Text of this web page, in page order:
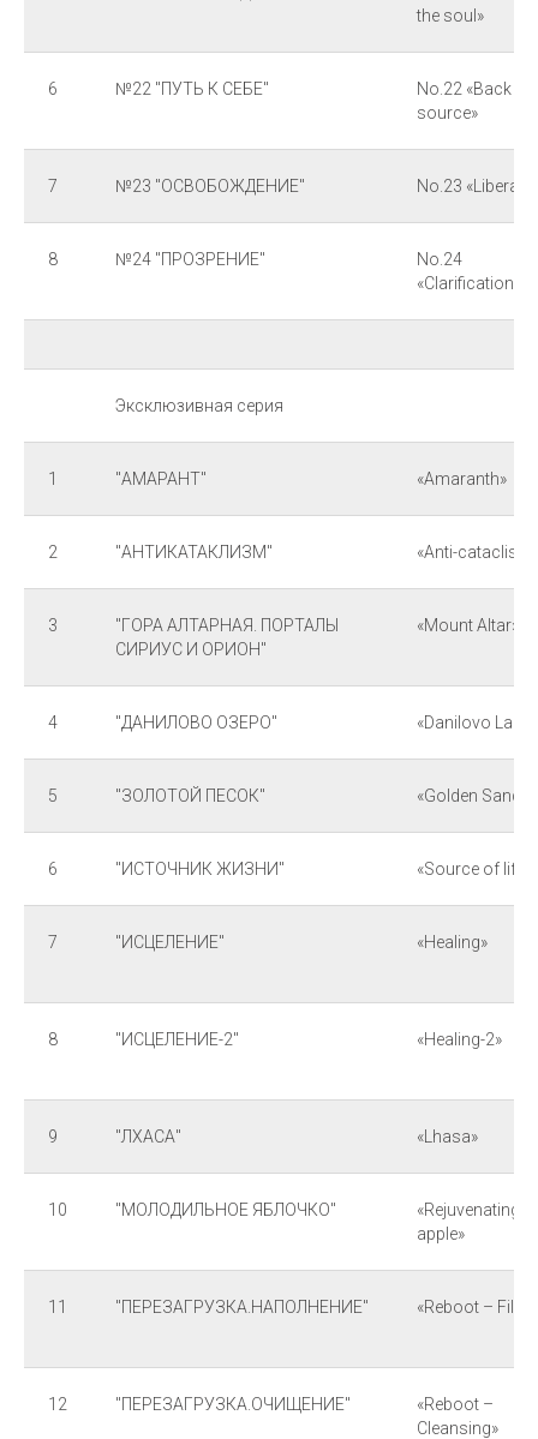
the soul»
6 №22 "ПУТЬ К СЕБЕ"
No.22 «Back to
source»
7 №23 "ОСВОБОЖДЕНИЕ" No.23
8 №24 "ПРОЗРЕНИЕ"
No.24
«Clarification»
Эксклюзивная серия
1 "АМАРАНТ" «Amaranth»
2 "АНТИКАТАКЛИЗМ" «Anti-
3
"ГОРА АЛТАРНАЯ. ПОРТАЛЫ
СИРИУС И ОРИОН"
«Mount Altar»
4 "ДАНИЛОВО ОЗЕРО" «Danilovo Lake»
5 "ЗОЛОТОЙ ПЕСОК" «Golden Sand»
6 "ИСТОЧНИК ЖИЗНИ" «Source of life»
7 "ИСЦЕЛЕНИЕ" «Healing»
8 "ИСЦЕЛЕНИЕ-2" «Healing-2»
9 "ЛХАСА" «Lhasa»
10 "МОЛОДИЛЬНОЕ ЯБЛОЧКО"
«Rejuvenating
apple»
11 "ПЕРЕЗАГРУЗКА.НАПОЛНЕНИЕ" «Reboot –
12 "ПЕРЕЗАГРУЗКА.ОЧИЩЕНИЕ"
«Reboot –
Cleansing»